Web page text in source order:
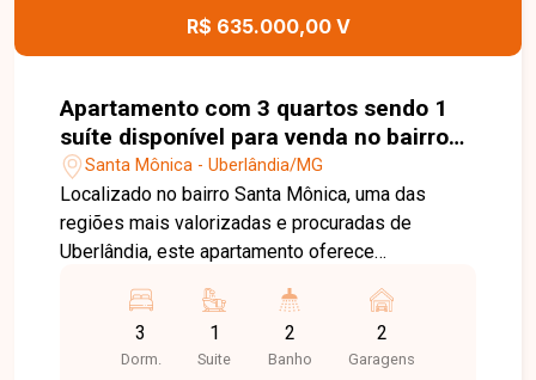
agende sua visita!
R$ 635.000,00 V
Apartamento com 3 quartos sendo 1
suíte disponível para venda no bairro
Santa Mônica em Uberlândia-MG
Santa Mônica - Uberlândia/MG
Localizado no bairro Santa Mônica, uma das
regiões mais valorizadas e procuradas de
Uberlândia, este apartamento oferece
ao seu redor. O bairro conta com fácil acesso às
principais vias da cidade, além de estar próximo
a universidades, escolas, supermercados,
3
Dorm.
1
Suite
2
Banho
2
Garagens